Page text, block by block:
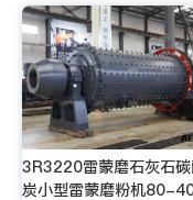
3R3220雷蒙磨石灰石
炭小型雷蒙磨粉机80-